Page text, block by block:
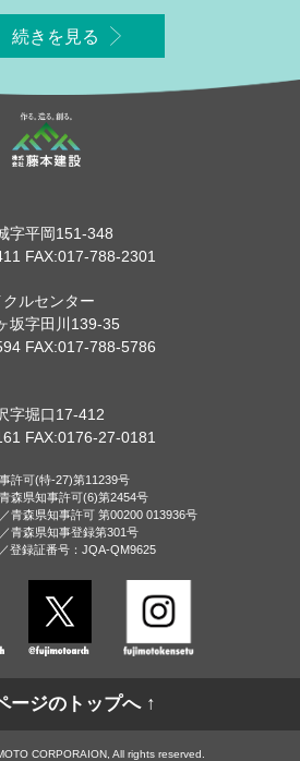
続きを見る
字平岡151-348
FAX:017-788-2301
ルセンター
坂字田川139-35
FAX:017-788-5786
字堀口17-412
FAX:0176-27-0181
許可(特-27)第11239号
森県知事許可(6)第2454号
青森県知事許可 第00200 013936号
青森県知事登録第301号
登録証番号：JQA-QM9625
FacebookTwitter
ージのトップへ ↑
CORPORAION, All rights reserved.